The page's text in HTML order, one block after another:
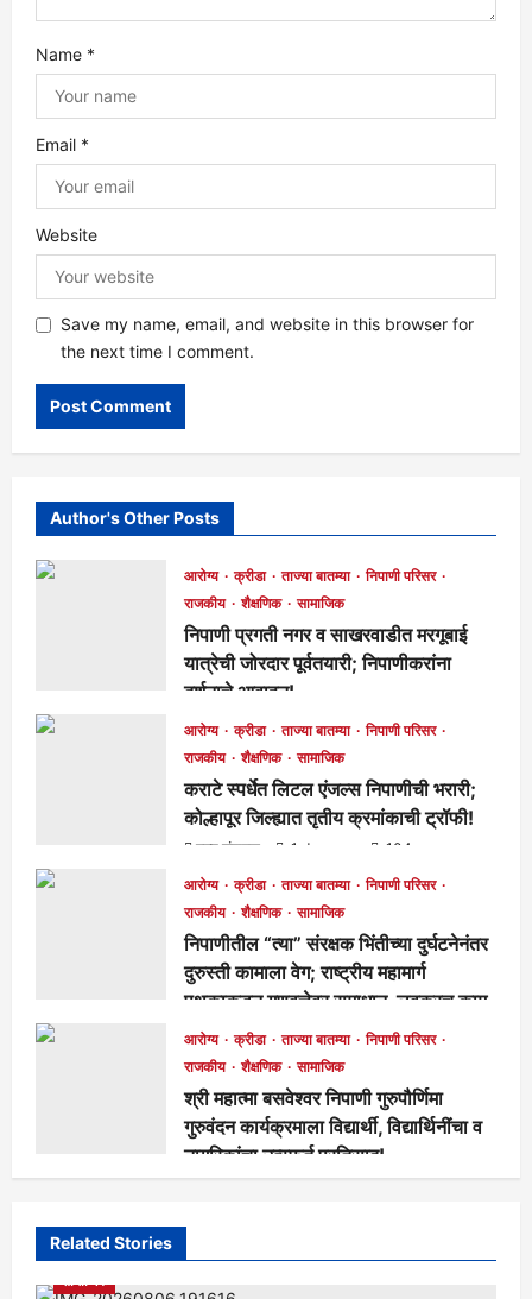
o
n
Name *
Email *
Website
Save my name, email, and website in this browser for
the next time I comment.
Author's Other Posts
आरोग्य क्रीडा ताज्या बातम्या
निपाणी परिसर
राजकीय
शैक्षणिक सामाजिक
निपाणी प्रगती नगर व साखरवाडीत मरगूबाई
यात्रेची जोरदार पूर्वतयारी; निपाणीकरांना
दर्शनाचे आवाहन!
मुख्य संपादक 92
आरोग्य क्रीडा ताज्या बातम्या
निपाणी परिसर
राजकीय
शैक्षणिक सामाजिक
कराटे स्पर्धेत लिटल एंजल्स निपाणीची भरारी;
कोल्हापूर जिल्ह्यात तृतीय क्रमांकाची ट्रॉफी!
मुख्य संपादक 1 day ago 104
आरोग्य क्रीडा ताज्या बातम्या
निपाणी परिसर
राजकीय
शैक्षणिक सामाजिक
निपाणीतील “त्या” संरक्षक भिंतीच्या दुर्घटनेनंतर
दुरुस्ती कामाला वेग; राष्ट्रीय महामार्ग
पथकाकडून गुणवत्तेवर समाधान, लवकरच काम
पूर्ण होणार!
मुख्य संपादक 2 days ago
आरोग्य क्रीडा ताज्या बातम्या
निपाणी परिसर
राजकीय
शैक्षणिक सामाजिक
श्री महात्मा बसवेश्वर निपाणी गुरुपौर्णिमा
गुरुवंदन कार्यक्रमाला विद्यार्थी, विद्यार्थिनींचा व
नागरिकांचा उत्स्फूर्त प्रतिसाद!
Related Stories
आरोग्य क्रीडा ताज्या बातम्या